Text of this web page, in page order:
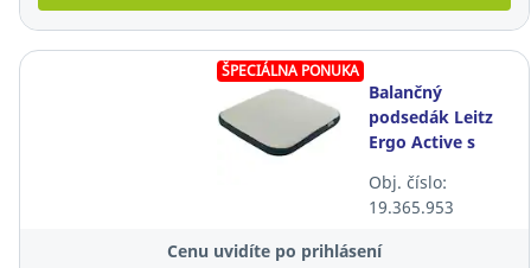
ŠPECIÁLNA PONUKA
Balančný
podsedák Leitz
Ergo Active s
poťahom,
svetlosivý
Obj. číslo:
19.365.953
Cenu uvidíte po prihlásení